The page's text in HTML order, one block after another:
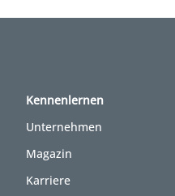
Kennenlernen
Unternehmen
Magazin
Karriere